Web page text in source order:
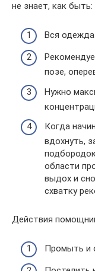
не знает, как быть:
Вся
позе,
Нужно
Когда
вдохнуть,
области
выдох и
схватку
Действия
Промыть и